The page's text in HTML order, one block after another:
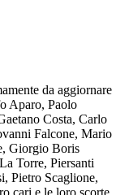
da aggiornare
Aparo, Paolo
Costa, Carlo
Falcone, Mario
Giorgio Boris
Torre, Piersanti
Pietro Scaglione,